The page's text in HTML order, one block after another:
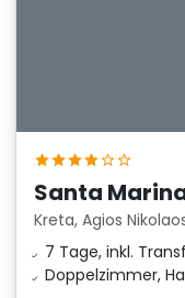
Santa
Kreta, Agios
7 Tage, inkl.
Doppelzimmer,